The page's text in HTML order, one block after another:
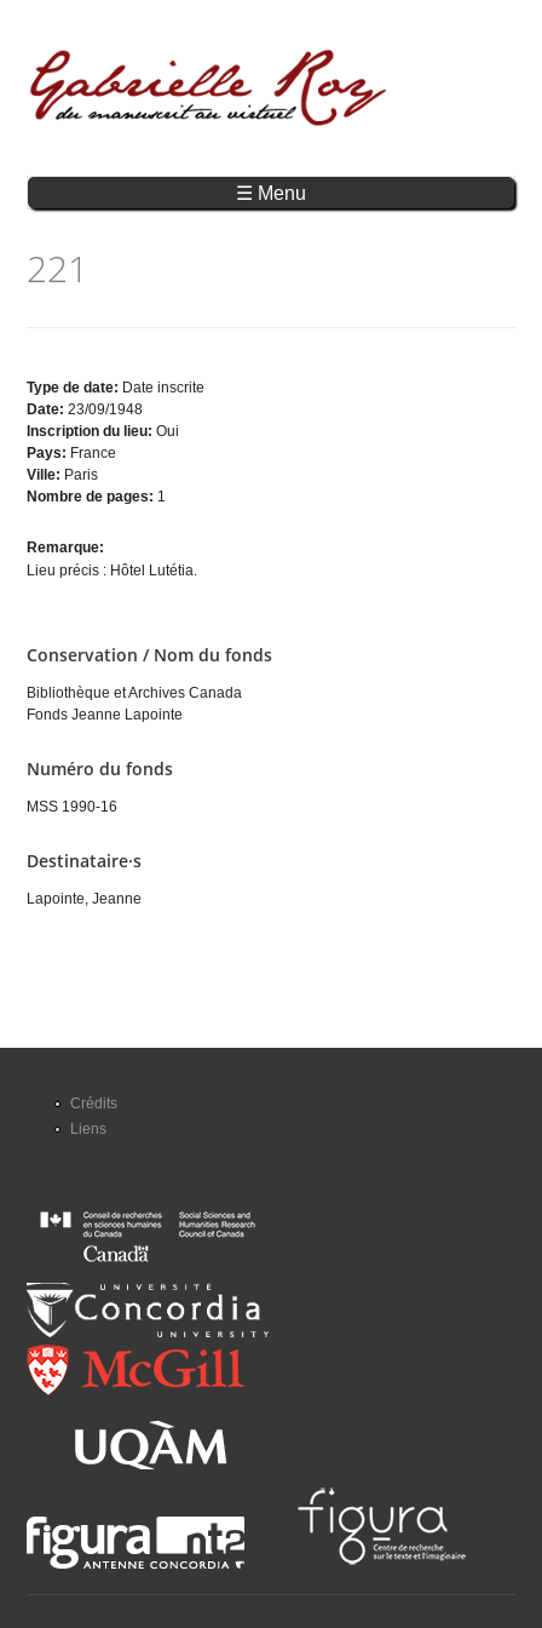
☰ Menu
221
Type de date: Date inscrite
Date:23/09/1948
Inscription du lieu:Oui
Pays: France
Ville: Paris
Nombre de pages: 1
Remarque:
Lieu précis : Hôtel Lutétia.
Conservation / Nom du fonds
Bibliothèque et Archives Canada
Fonds Jeanne Lapointe
Numéro du fonds
MSS 1990-16
Destinataire·s
Lapointe, Jeanne
Crédits
Liens